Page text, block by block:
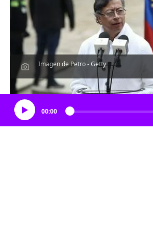
Imagen de Petro - Getty
Escucha el artículo
00:00